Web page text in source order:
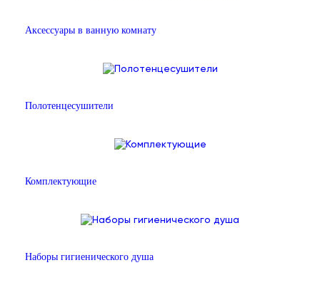
Аксессуары в ванную комнату
Полотенцесушители
Комплектующие
Наборы гигиенического душа